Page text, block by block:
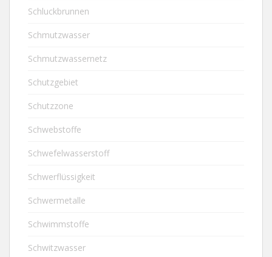
Schluckbrunnen
Schmutzwasser
Schmutzwassernetz
Schutzgebiet
Schutzzone
Schwebstoffe
Schwefelwasserstoff
Schwerflüssigkeit
Schwermetalle
Schwimmstoffe
Schwitzwasser